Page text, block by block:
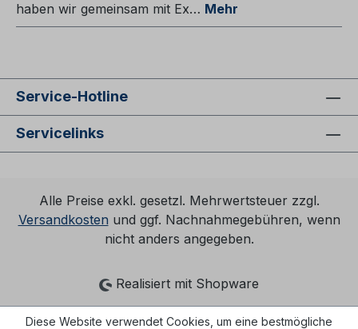
haben wir gemeinsam mit Ex… Mehr
Service-Hotline
Servicelinks
Alle Preise exkl. gesetzl. Mehrwertsteuer zzgl.
Versandkosten und ggf. Nachnahmegebühren, wenn
nicht anders angegeben.
Realisiert mit Shopware
Diese Website verwendet Cookies, um eine bestmögliche